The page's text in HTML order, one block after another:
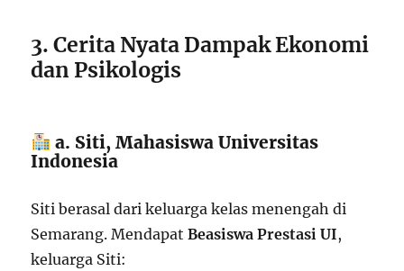
3. Cerita Nyata Dampak Ekonomi
dan Psikologis
a. Siti, Mahasiswa Universitas
Indonesia
Siti berasal dari keluarga kelas menengah di
Semarang. MendapatBeasiswa Prestasi UI,
keluarga Siti: